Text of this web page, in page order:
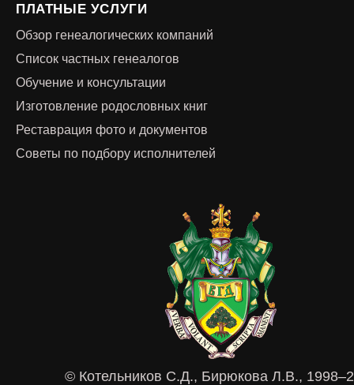
ПЛАТНЫЕ УСЛУГИ
Обзор генеалогических компаний
Список частных генеалогов
Обучение и консультации
Изготовление родословных книг
Реставрация фото и документов
Советы по подбору исполнителей
© Котельников С.Д., Бирюкова Л.В.,